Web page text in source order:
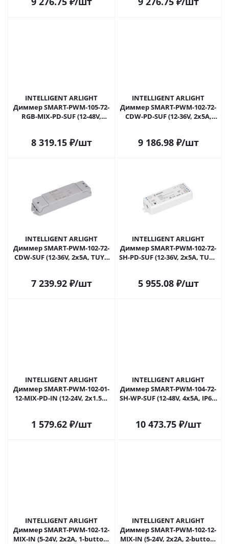
Самаре Самаре
INTELLIGENT ARLIGHT
Диммер SMART-PWM-105-72-
RGB-MIX-PD-SUF (12-48V,
Самаре
8 319.15₽/шт
INTELLIGENT ARLIGHT
Диммер SMART-PWM-102-72-
CDW-PD-SUF (12-36V, 2x5A,
Самаре
9 186.98₽/шт
INTELLIGENT ARLIGHT
Диммер SMART-PWM-102-72-
CDW-SUF (12-36V, 2x5A, TUYA
7 239.92₽/шт
INTELLIGENT ARLIGHT
Диммер SMART-PWM-102-72-
SH-PD-SUF (12-36V, 2x5A, TUYA
5 955.08₽/шт
INTELLIGENT ARLIGHT
Диммер SMART-PWM-102-01-
12-MIX-PD-IN (12-24V, 2x1.5A)
1 579.62₽/шт
INTELLIGENT ARLIGHT
Диммер SMART-PWM-104-72-
SH-WP-SUF (12-48V, 4x5A, IP67,
10 473.75₽/шт
INTELLIGENT ARLIGHT
Диммер SMART-PWM-102-12-
MIX-IN (5-24V, 2x2A, 1-button,
INTELLIGENT ARLIGHT
Диммер SMART-PWM-102-12-
MIX-IN (5-24V, 2x2A, 2-button,